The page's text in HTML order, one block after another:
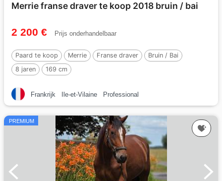
Merrie franse draver te koop 2018 bruin / bai
2 200 € Prijs onderhandelbaar
Paard te koop Merrie Franse draver
Bruin / Bai
8 jaren
169 cm
Frankrijk Ile-et-Vilaine Professional
PREMIUM